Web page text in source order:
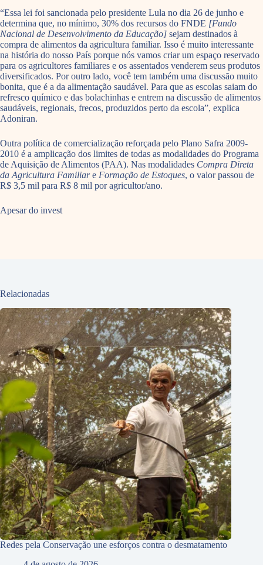
“Essa lei foi sancionada pelo presidente Lula no dia 26 de junho e
determina que, no mínimo, 30% dos recursos do FNDE [Fundo
Nacional de Desenvolvimento da Educação] sejam destinados à
compra de alimentos da agricultura familiar. Isso é muito interessante
na história do nosso País porque nós vamos criar um espaço reservado
para os agricultores familiares e os assentados venderem seus produtos
diversificados. Por outro lado, você tem também uma discussão muito
bonita, que é a da alimentação saudável. Para que as escolas saiam do
refresco químico e das bolachinhas e entrem na discussão de alimentos
saudáveis, regionais, frecos, produzidos perto da escola”, explica
Adoniran.
Outra política de comercialização reforçada pelo Plano Safra 2009-
2010 é a amplicação dos limites de todas as modalidades do Programa
de Aquisição de Alimentos (PAA). Nas modalidades Compra Direta
da Agricultura Familiare Formação de Estoques, o valor passou de
R$ 3,5 mil para R$ 8 mil por agricultor/ano.
Apesar do invest
Relacionadas
Redes pela Conservação une esforços contra o desmatamento